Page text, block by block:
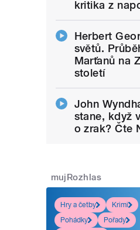
kritika z
Herbert
světů.
Marťanů na
století
John
stane, když
o zrak? Čte
mujRozhlas
Hry a četby
Krimi
Pohádky
Pořady